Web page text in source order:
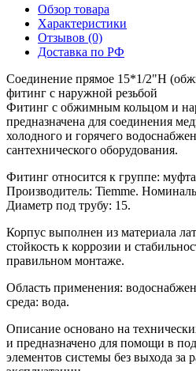
Обзор товара
Характеристики
Отзывов (0)
Доставка по РФ
Соединение прямое 15*1/2"Н
фитинг с наружной резьбой
Фитинг с обжимным кольцом и
предназначена для соединения
холодного и горячего
сантехнического оборудования.
Фитинг относится к группе:
Производитель: Tiemme.
Диаметр под трубу: 15.
Корпус выполнен из материала
стойкость к коррозии и
правильном монтаже.
Область применения:
среда: вода.
Описание основано на
и предназначено для помощи в
элементов системы без выхода за